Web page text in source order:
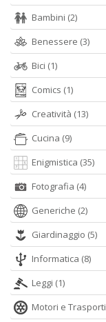
Bambini (2)
Benessere (3)
Bici (1)
Comics (1)
Creatività (13)
Cucina (9)
Enigmistica (35)
Fotografia (4)
Generiche (2)
Giardinaggio (5)
Informatica (8)
Leggi (1)
Motori e Trasporti